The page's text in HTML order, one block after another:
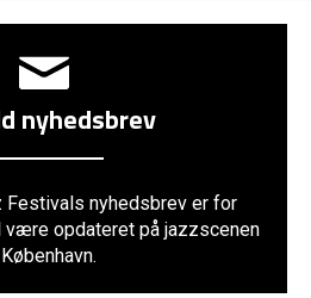
nyhedsbrev
Festivals nyhedsbrev er for
opdateret på jazzscenen